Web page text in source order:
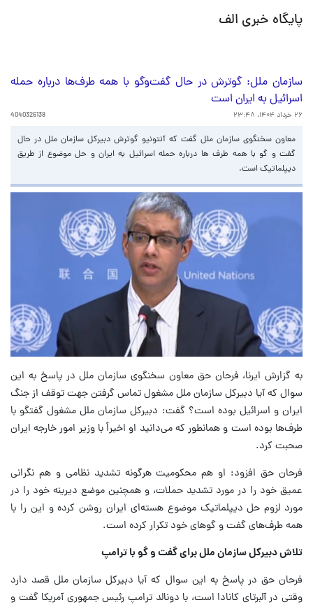
پایگاه خبری الف
سازمان ملل: گوترش در حال گفت‌وگو با همه طرف‌ها درباره حمله
اسرائیل به ایران است
۲۶ خرداد ۱۴۰۴، ۲۳:۴۸ 4040326138
معاون سخنگوی سازمان ملل گفت که آنتونیو گوترش دبیرکل سازمان ملل در حال
گفت و گو با همه طرف ها درباره حمله اسرائیل به ایران و حل موضوع از طریق
دیپلماتیک است.
به گزارش ایرنا، فرحان حق معاون سخنگوی سازمان ملل در پاسخ به این
سوال که آیا دبیرکل سازمان ملل مشغول تماس گرفتن جهت توقف از جنگ
ایران و اسرائیل بوده است؟ گفت: دبیرکل سازمان ملل مشغول گفتگو با
طرف‌ها بوده است و همانطور که می‌دانید او اخیراً با وزیر امور خارجه ایران
صحبت کرد.
فرحان حق افزود: او هم محکومیت هرگونه تشدید نظامی و هم نگرانی
عمیق خود را در مورد تشدید حملات، و همچنین موضع دیرینه خود را در
مورد لزوم حل دیپلماتیک موضوع هسته‌ای ایران روشن کرده و این را با
همه طرف‌های گفت و گوهای خود تکرار کرده است.
تلاش دبیرکل سازمان ملل برای گفت و گو با ترامپ
فرحان حق در پاسخ به این سوال که آیا دبیرکل سازمان ملل قصد دارد
وقتی در آلبرتای کانادا است، با دونالد ترامپ رئیس جمهوری آمریکا گفت و